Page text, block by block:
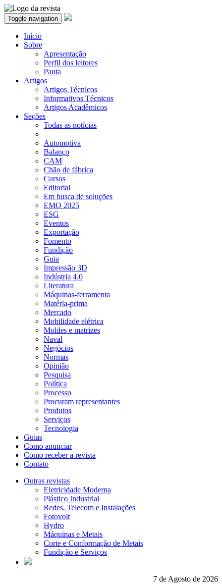
Toggle navigation
Início
Sobre
Apresentação
Perfil dos leitores
Pauta
Artigos
Artigos Técnicos
Informativos Técnicos
Artigos Acadêmicos
Seções
Todas as notícias
Automotiva
Balanço
CAM
Chão de fábrica
Cursos
Editorial
Em busca de soluções
EMO 2025
ESG
Eventos
Exportação
Fomento
Fundição
Guia
Impressão 3D
Indústria 4.0
Literatura
Máquinas-ferramenta
Matéria-prima
Mercado
Mobilidade elétrica
Moldes e matrizes
Naval
Negócios
Normas
Opinião
Pesquisa
Política
Processo
Procuram representantes
Produtos
Serviços
Tecnologia
Guias
Como anunciar
Como receber a revista
Contato
Outras revistas
Eletricidade Moderna
Plástico Industrial
Redes, Telecom e Instalações
Fotovolt
Hydro
Máquinas e Metais
Corte e Conformação de Metais
Fundição e Serviços
7 de Agosto de 2026